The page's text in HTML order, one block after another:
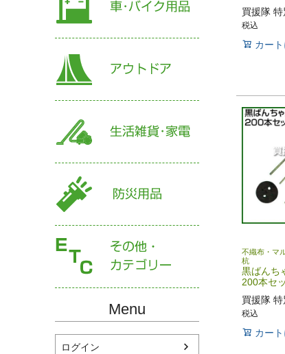
Menu
ログイン
買援隊
税込
カー
不織布・マ
杭
黒ばんち
200本セ
買援隊
税込
カー